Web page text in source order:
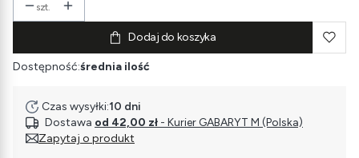
szt.
Dodaj do koszyka
Dostępność:średnia ilość
Czas wysyłki:10 dni
Dostawa od 42,00 zł - Kurier GABARYT M (Polska)
Zapytaj o produkt